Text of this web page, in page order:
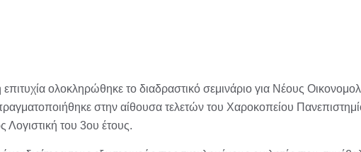
ολοκληρώθηκε το διαδραστικό σεμινάριο για Νέους
στην αίθουσα τελετών του Χαροκοπείου
Λογιστική του 3ου έτους.